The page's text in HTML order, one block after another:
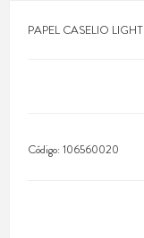
PAPEL CASELIO LIGHT
Código:106560020